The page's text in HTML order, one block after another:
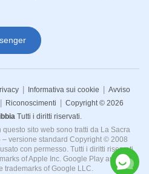
| Informativa sui cookie | Avviso
| Riconoscimenti | Copyright © 2026
Tutti i diritti riservati.
sito web sono tratti da La Sacra
versione standard Copyright © 2008
con permesso. Tutti i diritti riservati.
of Apple Inc. Google Play and the
trademarks of Google LLC.